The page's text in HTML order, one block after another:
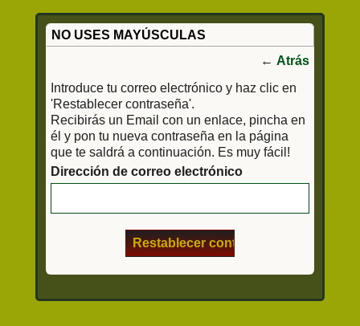
NO USES MAYÚSCULAS
← Atrás
Introduce tu correo electrónico y haz clic en
'Restablecer contraseña'.
Recibirás un Email con un enlace, pincha en
él y pon tu nueva contraseña en la página
que te saldrá a continuación. Es muy fácil!
Dirección de correo electrónico